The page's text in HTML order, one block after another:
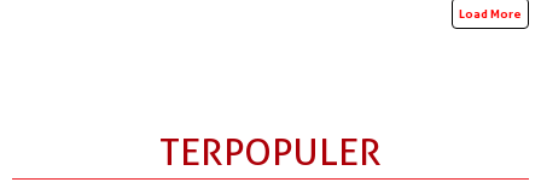
Load More
TERPOPULER